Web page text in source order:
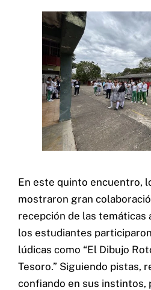
En este quinto encuentro,
mostraron gran
recepción de las temáticas
los estudiantes
lúdicas como “El Dibujo
Tesoro.” Siguiendo pistas,
confiando en sus instintos,